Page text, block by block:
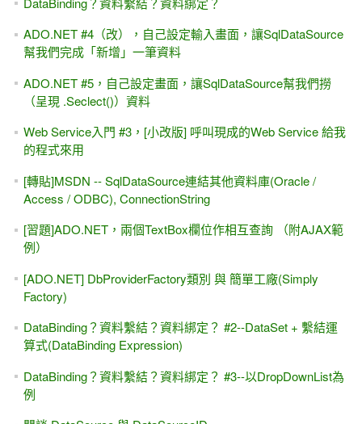
[轉貼]Allen Kuo：GridView RowCommand 事件
[遠距教學]2013/7/13確定開班，ASP.NET控制項進階班 18 hr
上課第一天的觀念 -- 網頁程式設計(ASP.NET / Web Form)與
大家常見的Windows程式有何不同？
[習題]計算食物卡路里 #1...（很基礎的題目）
MIS2000Lab.的「HTML5 認證考試， 從零開始 」#20 / 21 ---
Session Storage & Local Storage（永久存放區）
ASP.NET Button控制項的 PostBackUrl屬性，還會執行 Click
事件嗎？
Web Service入門 #6，統一管理帳號、密碼的登入
[習題]念念不忘的「按下Enter」送出，Form表單的
DefaultButton屬性
[廣告]老王賣瓜.....哪本 ASP.NET的書值得你留下來？
[讀書心得]資料分頁的最佳化，以SQL 2012的 OFFSET-
FETCH為例